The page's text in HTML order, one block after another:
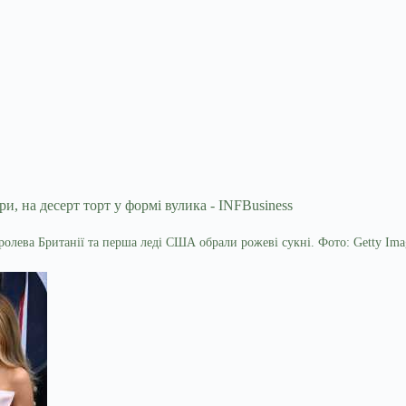
Британії та перша леді США обрали рожеві сукні. Фото: Getty